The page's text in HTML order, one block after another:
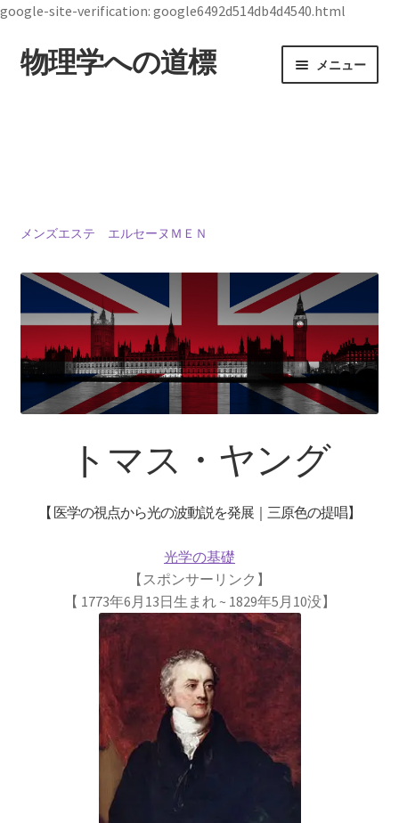
google-site-verification: google6492d514db4d4540.html
ナ
ビ
ス
ッ
コ
ン
ッ
物理学への道標 メニュー
【1928年7月28日 ～1990年10月1日】— 量子世界
の常識を問い直した理論物理学者 —
デモクリトス
【インドまで出かけて見聞を広め、
原子・統計を始めた賢人】
ピタゴラス: Pythagoras
【謎に満ちた数と幾何学の創始者】
フォン・ノイマン
【映画作品「博士の異常な愛情」のモデル‗ノ
イマン型PC開発】
トマス・ヤング
【 医学の視点から光の波動説を発展｜三原色の提唱】
メンズエステ エルセーヌＭＥＮ
トマス・ヤング
【 医学の視点から光の波動説を発展｜三原色の提唱】
光学の基礎
【スポンサーリンク】
【 1773年6月13日生まれ ~ 1829年5月10没】